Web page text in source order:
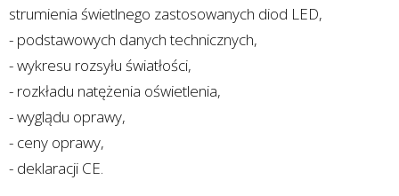
strumienia świetlnego zastosowanych diod LED,
- podstawowych danych technicznych,
- wykresu rozsyłu światłości,
- rozkładu natężenia oświetlenia,
- wyglądu oprawy,
- ceny oprawy,
- deklaracji CE.